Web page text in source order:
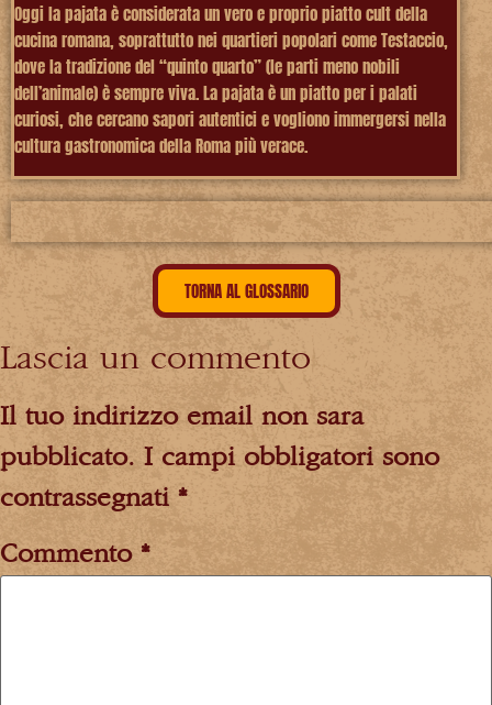
Oggi la pajata è considerata un vero e propriopiatto cultdella
cucina romana, soprattutto nei quartieri popolari come Testaccio,
dove la tradizione del “quinto quarto” (le parti meno nobili
dell’animale) è sempre viva. La pajata è un piatto per i palati
curiosi, che cercano sapori autentici e vogliono immergersi nella
cultura gastronomica della Roma più verace.
TORNA AL GLOSSARIO
Lascia un commento
Il tuo indirizzo email non sarà
pubblicato. I campi obbligatori sono
contrassegnati *
Commento *